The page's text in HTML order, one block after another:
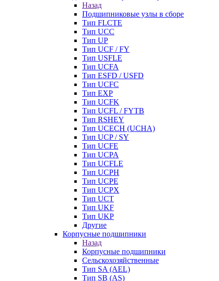
Назад
Подшипниковые узлы в сборе
Тип FLCTE
Тип UCC
Тип UP
Тип UCF / FY
Тип USFLE
Тип UCFA
Тип ESFD / USFD
Тип UCFC
Тип EXP
Тип UCFK
Тип UCFL / FYTB
Тип RSHEY
Тип UCECH (UCHA)
Тип UCP / SY
Тип UCFE
Тип UCPA
Тип UCFLE
Тип UCPH
Тип UCPE
Тип UCPX
Тип UCT
Тип UKF
Тип UKP
Другие
Корпусные подшипники
Назад
Корпусные подшипники
Сельскохозяйственные
Тип SA (AEL)
Тип SB (AS)